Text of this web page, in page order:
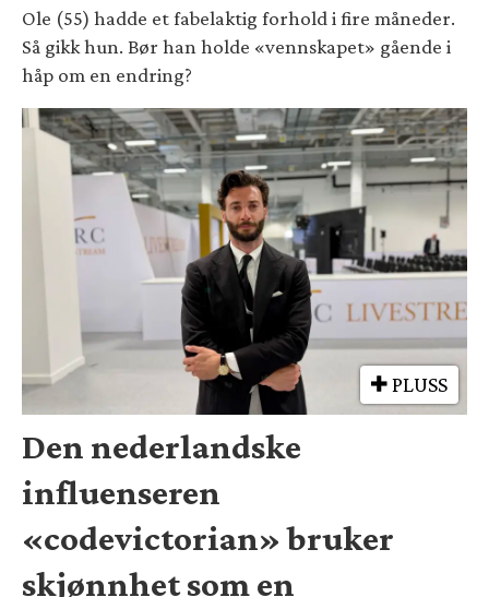
Ole (55) hadde et fabelaktig forhold i fire måneder.
Så gikk hun. Bør han holde «vennskapet» gående i
håp om en endring?
PLUSS
Den nederlandske
influenseren
«codevictorian» bruker
skjønnhet som en